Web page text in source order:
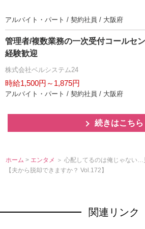
アルバイト・パート / 契約社員 / 大阪府
管理者/複数業務の一次受付コールセ
経験歓迎
株式会社ベルシステム24
時給1,500円～1,875円
アルバイト・パート / 契約社員 / 大阪府
続きはこちら
ホーム > エンタメ ＞ 心配してるのは俺じゃない
【夫から脱却できますか？ Vol.172】
関連リンク